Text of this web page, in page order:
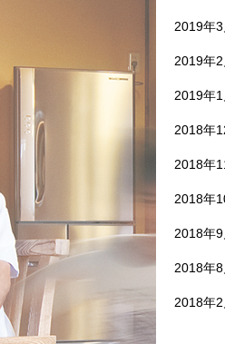
2019年3
2019年2
2019年1
2018年
2018年
2018年
2018年9
2018年8
2018年2